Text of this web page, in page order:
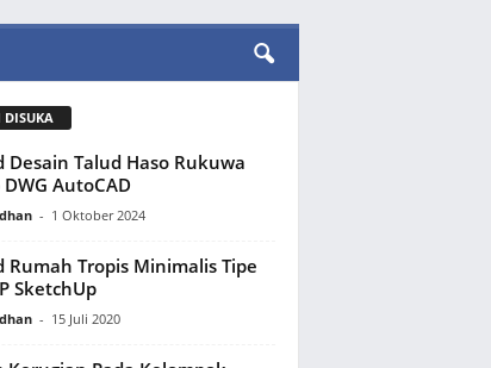
Desain Talud Haso Rukuwa
AutoCAD
- 1 Oktober 2024
Rumah Tropis Minimalis Tipe
SketchUp
- 15 Juli 2020